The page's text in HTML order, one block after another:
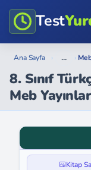
Test
Ana Sayfa › ... ›
8. Sınıf
Meb
Kitap